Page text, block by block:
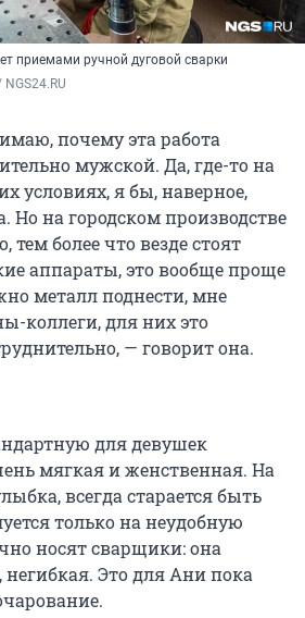
приемами ручной дуговой сварки
почему эта работа
мужской. Да, где-то на
условиях, я бы, наверное,
Но на городском производстве
тем более что везде стоят
аппараты, это вообще проще
металл поднести, мне
коллеги, для них это
— говорит она.
для девушек
мягкая и женственная. На
всегда старается быть
только на неудобную
носят сварщики: она
Это для Ани пока